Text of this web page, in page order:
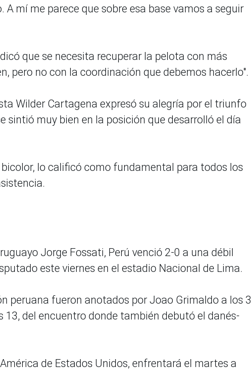
mí me parece que sobre esa base vamos a seguir
que se necesita recuperar la pelota con más
pero no con la coordinación que debemos hacerlo".
Wilder Cartagena expresó su alegría por el triunfo
sintió muy bien en la posición que desarrolló el día
lo calificó como fundamental para todos los
Jorge Fossati, Perú venció 2-0 a una débil
este viernes en el estadio Nacional de Lima.
peruana fueron anotados por Joao Grimaldo a los 3
del encuentro donde también debutó el danés-
de Estados Unidos, enfrentará el martes a